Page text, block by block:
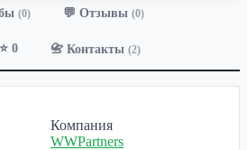
(0) 💬 Отзывы (0)
⭐ 0 📇 Контакты (2)
Компания
WWPartners